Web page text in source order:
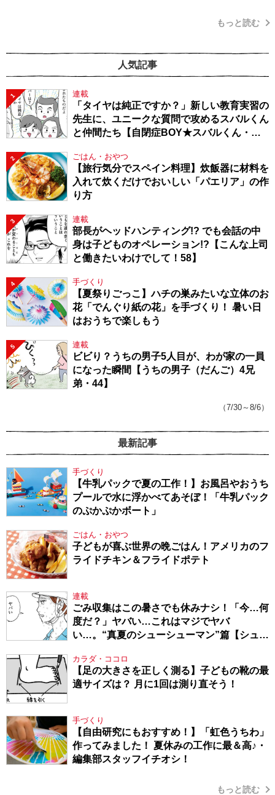
もっと読む
人気記事
1 連載
「タイヤは純正ですか？」新しい教育実習の
先生に、ユニークな質問で攻めるスバルくん
と仲間たち【自閉症BOY★スバルくん・
2 ごはん・おやつ
【旅行気分でスペイン料理】炊飯器に材料を
入れて炊くだけでおいしい「パエリア」の作
り方
3 連載
部長がヘッドハンティング!? でも会話の中
身は子どものオペレーション!?【こんな上司
と働きたいわけでして！58】
4 手づくり
【夏祭りごっこ】ハチの巣みたいな立体のお
花「でんぐり紙の花」を手づくり！ 暑い日
はおうちで楽しもう
5 連載
ビビり？うちの男子5人目が、わが家の一員
になった瞬間【うちの男子（だんご）4兄
弟・44】
（7/30～8/6）
最新記事
手づくり
【牛乳パックで夏の工作！】お風呂やおうち
プールで水に浮かべてあそぼ！「牛乳パック
のぷかぷかボート」
ごはん・おやつ
子どもが喜ぶ世界の晩ごはん！アメリカのフ
ライドチキン＆フライドポテト
連載
ごみ収集はこの暑さでも休みナシ！「今…何
度だ？」ヤバい…これはマジでヤバ
い…。“真夏のシューシューマン”篇【シュー
カラダ・ココロ
【足の大きさを正しく測る】子どもの靴の最
適サイズは？ 月に1回は測り直そう！
手づくり
【自由研究にもおすすめ！】「虹色うちわ」
作ってみました！ 夏休みの工作に最＆高♪・
編集部スタッフイチオシ！
もっと読む